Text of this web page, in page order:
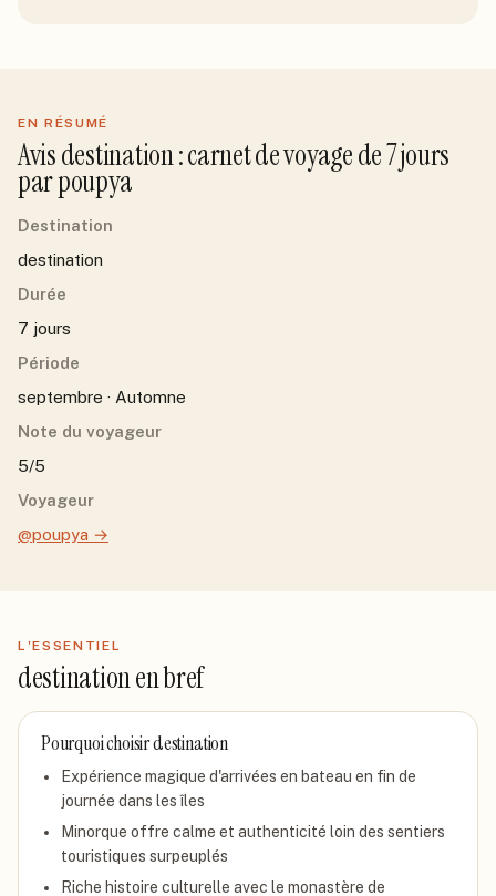
EN RÉSUMÉ
Avisdestination: carnet de voyage de7jours
parpoupya
Destination
destination
Durée
7 jours
Période
septembre · Automne
Note du voyageur
5/5
Voyageur
@poupya →
L'ESSENTIEL
destinationen bref
Pourquoi choisirdestination
Expérience magique d'arrivées en bateau en fin de
journée dans les îles
Minorque offre calme et authenticité loin des sentiers
touristiques surpeuplés
Riche histoire culturelle avec le monastère de